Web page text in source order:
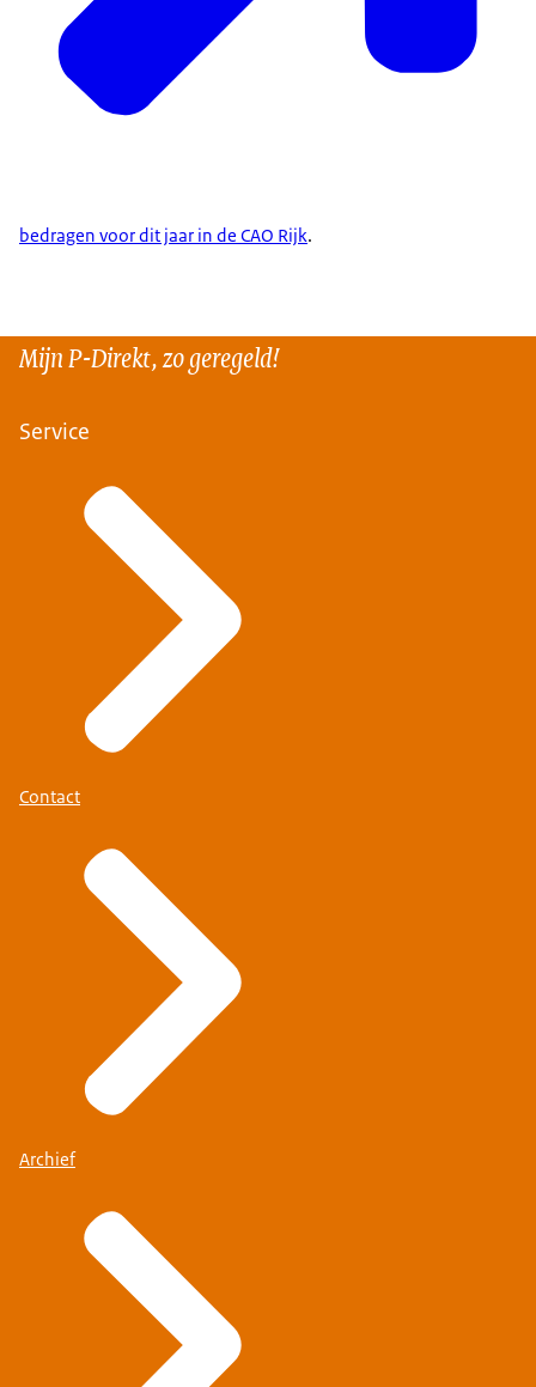
bedragen voor dit jaar in de CAO Rijk.
Mijn P-Direkt, zo geregeld!
Service
Contact
Archief